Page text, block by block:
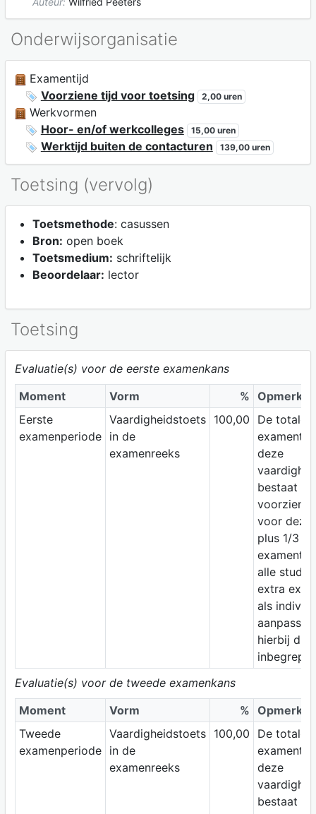
Onderwijsorganisatie
Examentijd
Voorziene tijd voor toetsing
2,00 uren
Werkvormen
Hoor- en/of werkcolleges
15,00 uren
Werktijd buiten de contacturen 139,00 uren
Toetsing (vervolg)
Toetsmethode: casussen
Bron: open boek
Toetsmedium: schriftelijk
Beoordelaar: lector
Toetsing
Evaluatie(s) voor de eerste examenkans
Moment
Vorm %
Eerste
examenperiode
Vaardigheidstoets
in de
examenreeks
100,00
De totale
deze
bestaat
voorziene
voor deze
plus 1/3
alle
extra
als
hierbij dus
Evaluatie(s) voor de tweede examenkans
Moment
Vorm %
Tweede
examenperiode
Vaardigheidstoets
in de
examenreeks
100,00
De totale
deze
bestaat